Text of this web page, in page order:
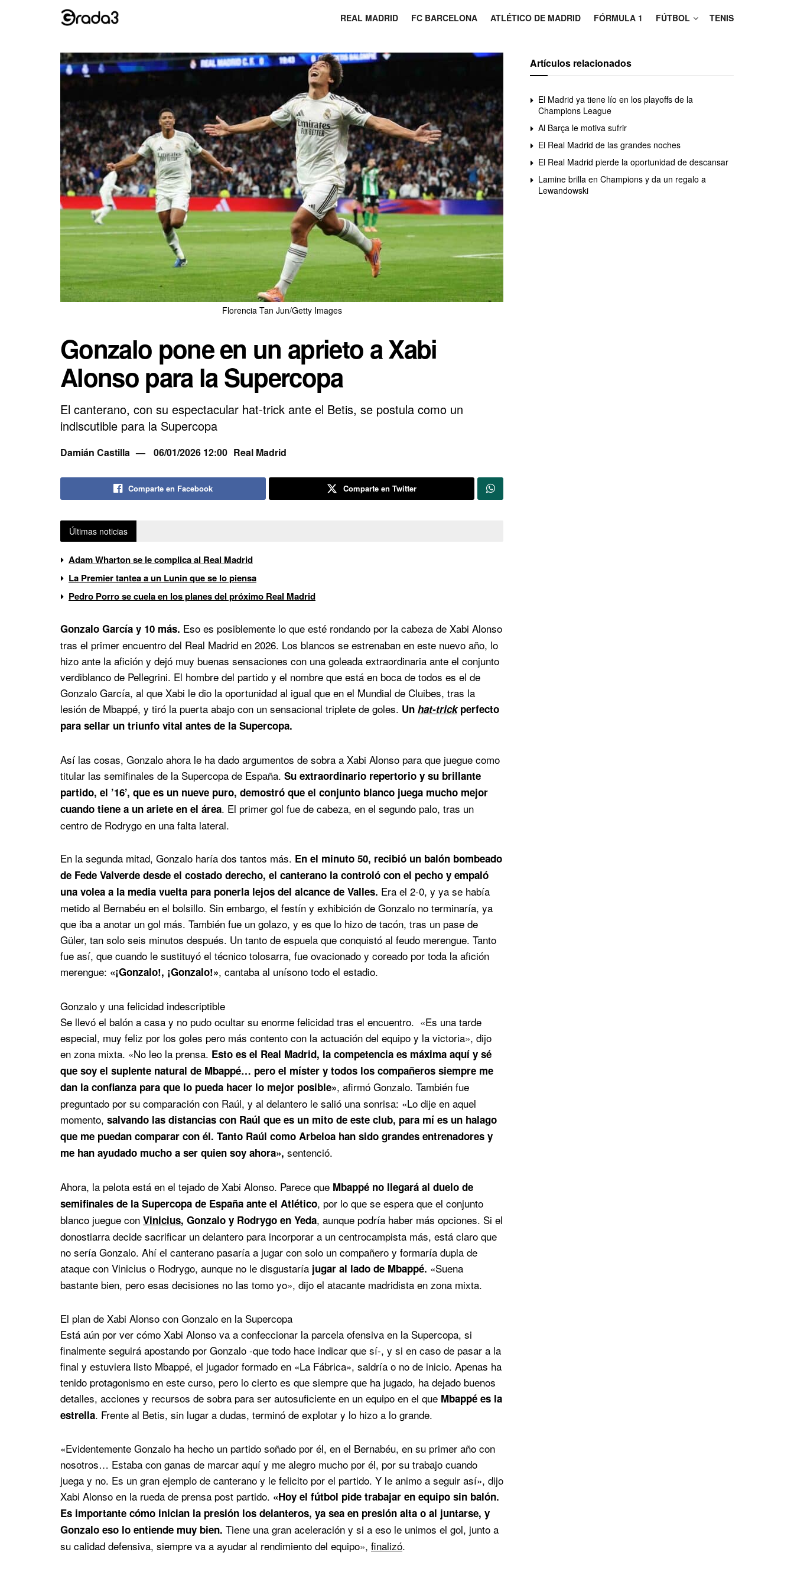
REAL MADRID FC BARCELONA ATLÉTICO DE MADRID FÓRMULA 1 FÚTBOL TENIS
Florencia Tan Jun/Getty Images
Gonzalo pone en un aprieto a Xabi
Alonso para la Supercopa
El canterano, con su espectacular hat-trick ante el Betis, se postula como un
indiscutible para la Supercopa
Damián Castilla 06/01/2026 12:00 Real Madrid
Comparte en Facebook Comparte en Twitter
Últimas noticias
Adam Wharton se le complica al Real Madrid
La Premier tantea a un Lunin que se lo piensa
Pedro Porro se cuela en los planes del próximo Real Madrid
Gonzalo García y 10 más. Eso es posiblemente lo que esté rondando por la cabeza de Xabi Alonso
tras el primer encuentro del Real Madrid en 2026. Los blancos se estrenaban en este nuevo año, lo
hizo ante la afición y dejó muy buenas sensaciones con una goleada extraordinaria ante el conjunto
verdiblanco de Pellegrini. El hombre del partido y el nombre que está en boca de todos es el de
Gonzalo García, al que Xabi le dio la oportunidad al igual que en el Mundial de Cluibes, tras la
lesión de Mbappé, y tiró la puerta abajo con un sensacional triplete de goles. Un hat-trickperfecto
para sellar un triunfo vital antes de la Supercopa.
Así las cosas, Gonzalo ahora le ha dado argumentos de sobra a Xabi Alonso para que juegue como
titular las semifinales de la Supercopa de España. Su extraordinario repertorio y su brillante
partido, el ’16’, que es un nueve puro, demostró que el conjunto blanco juega mucho mejor
cuando tiene a un ariete en el área. El primer gol fue de cabeza, en el segundo palo, tras un
centro de Rodrygo en una falta lateral.
En la segunda mitad, Gonzalo haría dos tantos más. En el minuto 50, recibió un balón bombeado
de Fede Valverde desde el costado derecho, el canterano la controló con el pecho y empaló
una volea a la media vuelta para ponerla lejos del alcance de Valles. Era el 2-0, y ya se había
metido al Bernabéu en el bolsillo. Sin embargo, el festín y exhibición de Gonzalo no terminaría, ya
que iba a anotar un gol más. También fue un golazo, y es que lo hizo de tacón, tras un pase de
Güler, tan solo seis minutos después. Un tanto de espuela que conquistó al feudo merengue. Tanto
fue así, que cuando le sustituyó el técnico tolosarra, fue ovacionado y coreado por toda la afición
merengue: «¡Gonzalo!, ¡Gonzalo!», cantaba al unísono todo el estadio.
Gonzalo y una felicidad indescriptible
Se llevó el balón a casa y no pudo ocultar su enorme felicidad tras el encuentro. «Es una tarde
especial, muy feliz por los goles pero más contento con la actuación del equipo y la victoria», dijo
en zona mixta. «No leo la prensa. Esto es el Real Madrid, la competencia es máxima aquí y sé
que soy el suplente natural de Mbappé… pero el míster y todos los compañeros siempre me
dan la confianza para que lo pueda hacer lo mejor posible», afirmó Gonzalo. También fue
preguntado por su comparación con Raúl, y al delantero le salió una sonrisa: «Lo dije en aquel
momento, salvando las distancias con Raúl que es un mito de este club, para mí es un halago
que me puedan comparar con él. Tanto Raúl como Arbeloa han sido grandes entrenadores y
me han ayudado mucho a ser quien soy ahora», sentenció.
Ahora, la pelota está en el tejado de Xabi Alonso. Parece que Mbappé no llegará al duelo de
semifinales de la Supercopa de España ante el Atlético, por lo que se espera que el conjunto
blanco juegue con Vinicius, Gonzalo y Rodrygo en Yeda, aunque podría haber más opciones. Si el
donostiarra decide sacrificar un delantero para incorporar a un centrocampista más, está claro que
no sería Gonzalo. Ahí el canterano pasaría a jugar con solo un compañero y formaría dupla de
ataque con Vinicius o Rodrygo, aunque no le disgustaría jugar al lado de Mbappé. «Suena
bastante bien, pero esas decisiones no las tomo yo», dijo el atacante madridista en zona mixta.
El plan de Xabi Alonso con Gonzalo en la Supercopa
Está aún por ver cómo Xabi Alonso va a confeccionar la parcela ofensiva en la Supercopa, si
finalmente seguirá apostando por Gonzalo -que todo hace indicar que sí-, y si en caso de pasar a la
final y estuviera listo Mbappé, el jugador formado en «La Fábrica», saldría o no de inicio. Apenas ha
tenido protagonismo en este curso, pero lo cierto es que siempre que ha jugado, ha dejado buenos
detalles, acciones y recursos de sobra para ser autosuficiente en un equipo en el que Mbappé es la
estrella. Frente al Betis, sin lugar a dudas, terminó de explotar y lo hizo a lo grande.
«Evidentemente Gonzalo ha hecho un partido soñado por él, en el Bernabéu, en su primer año con
nosotros… Estaba con ganas de marcar aquí y me alegro mucho por él, por su trabajo cuando
juega y no. Es un gran ejemplo de canterano y le felicito por el partido. Y le animo a seguir así», dijo
Xabi Alonso en la rueda de prensa post partido. «Hoy el fútbol pide trabajar en equipo sin balón.
Es importante cómo inician la presión los delanteros, ya sea en presión alta o al juntarse, y
Gonzalo eso lo entiende muy bien. Tiene una gran aceleración y si a eso le unimos el gol, junto a
su calidad defensiva, siempre va a ayudar al rendimiento del equipo», finalizó.
Artículos relacionados
El Madrid ya tiene lío en los playoffs de la
Champions League
Al Barça le motiva sufrir
El Real Madrid de las grandes noches
El Real Madrid pierde la oportunidad de descansar
Lamine brilla en Champions y da un regalo a
Lewandowski